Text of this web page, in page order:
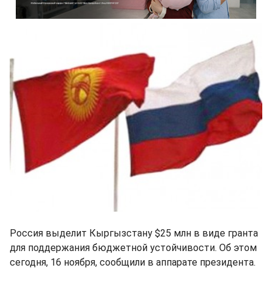
Россия выделит Кыргызстану $25 млн в виде гранта
для поддержания бюджетной устойчивости. Об этом
сегодня, 16 ноября, сообщили в аппарате президента.